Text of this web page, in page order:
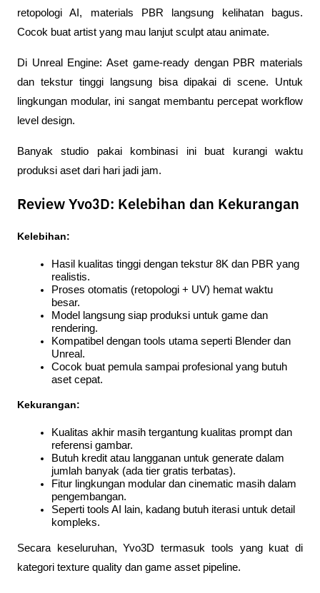
retopologi AI, materials PBR langsung kelihatan bagus.
Cocok buat artist yang mau lanjut sculpt atau animate.
Di Unreal Engine: Aset game-ready dengan PBR materials
dan tekstur tinggi langsung bisa dipakai di scene. Untuk
lingkungan modular, ini sangat membantu percepat workflow
level design.
Banyak studio pakai kombinasi ini buat kurangi waktu
produksi aset dari hari jadi jam.
Review Yvo3D: Kelebihan dan Kekurangan
Kelebihan:
Hasil kualitas tinggi dengan tekstur 8K dan PBR yang
realistis.
Proses otomatis (retopologi + UV) hemat waktu
besar.
Model langsung siap produksi untuk game dan
rendering.
Kompatibel dengan tools utama seperti Blender dan
Unreal.
Cocok buat pemula sampai profesional yang butuh
aset cepat.
Kekurangan:
Kualitas akhir masih tergantung kualitas prompt dan
referensi gambar.
Butuh kredit atau langganan untuk generate dalam
jumlah banyak (ada tier gratis terbatas).
Fitur lingkungan modular dan cinematic masih dalam
pengembangan.
Seperti tools AI lain, kadang butuh iterasi untuk detail
kompleks.
Secara keseluruhan, Yvo3D termasuk tools yang kuat di
kategori texture quality dan game asset pipeline.